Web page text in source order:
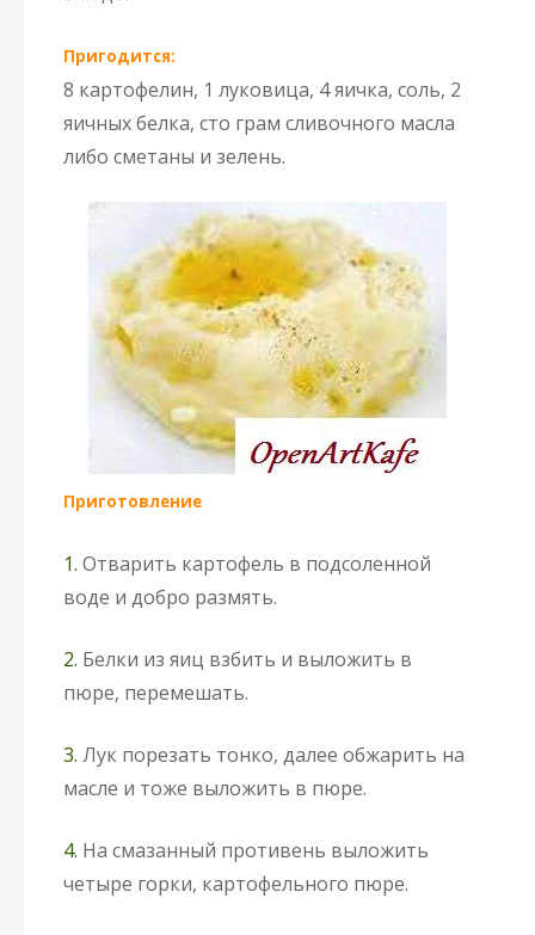
Пригодится:
8 картофелин, 1 луковица, 4 яичка, соль, 2
яичных белка, сто грам сливочного масла
либо сметаны и зелень.
Приготовление
1. Отварить картофель в подсоленной
воде и добро размять.
2. Белки из яиц взбить и выложить в
пюре, перемешать.
3. Лук порезать тонко, далее обжарить на
масле и тоже выложить в пюре.
4. На смазанный противень выложить
четыре горки, картофельного пюре.